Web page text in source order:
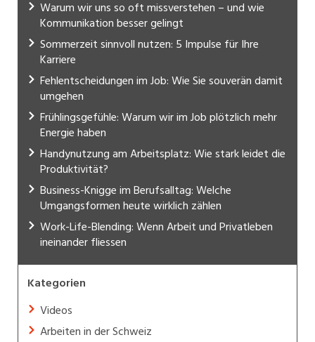
Warum wir uns so oft missverstehen – und wie
Kommunikation besser gelingt
Sommerzeit sinnvoll nutzen: 5 Impulse für Ihre
Karriere
Fehlentscheidungen im Job: Wie Sie souverän damit
umgehen
Frühlingsgefühle: Warum wir im Job plötzlich mehr
Energie haben
Handynutzung am Arbeitsplatz: Wie stark leidet die
Produktivität?
Business-Knigge im Berufsalltag: Welche
Umgangsformen heute wirklich zählen
Work-Life-Blending: Wenn Arbeit und Privatleben
ineinander fliessen
Kategorien
Videos
Arbeiten in der Schweiz